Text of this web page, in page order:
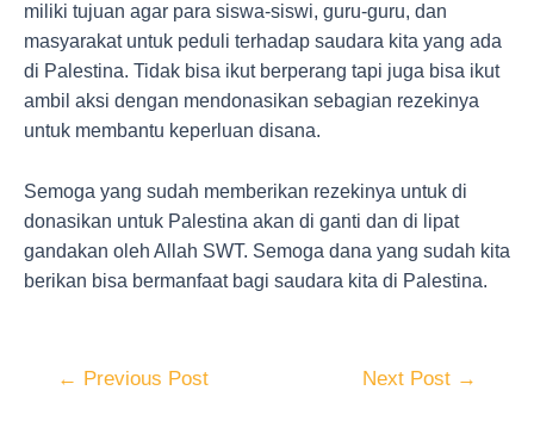
miliki tujuan agar para siswa-siswi, guru-guru, dan
masyarakat untuk peduli terhadap saudara kita yang ada
di Palestina. Tidak bisa ikut berperang tapi juga bisa ikut
ambil aksi dengan mendonasikan sebagian rezekinya
untuk membantu keperluan disana.
Semoga yang sudah memberikan rezekinya untuk di
donasikan untuk Palestina akan di ganti dan di lipat
gandakan oleh Allah SWT. Semoga dana yang sudah kita
berikan bisa bermanfaat bagi saudara kita di Palestina.
← Previous Post Next Post →